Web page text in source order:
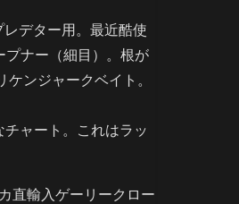
デター用。最近酷使
プナー（細目）。根が
ンジャークベイト。
ャート。これはラッ
直輸入ゲーリークロー